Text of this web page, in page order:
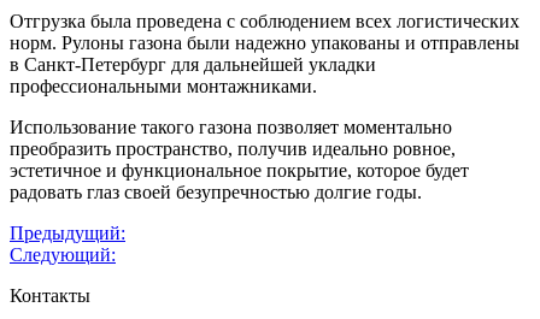
Отгрузка была проведена с соблюдением всех логистических
норм. Рулоны газона были надежно упакованы и отправлены
в Санкт-Петербург для дальнейшей укладки
профессиональными монтажниками.
Использование такого газона позволяет моментально
преобразить пространство, получив идеально ровное,
эстетичное и функциональное покрытие, которое будет
радовать глаз своей безупречностью долгие годы.
Навигация
по
записям
Предыдущий:
Следующий:
Контакты